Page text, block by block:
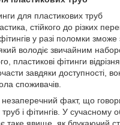
для пластикових труб
стійкого до різких
у разі поломки зможе
володіє звичайним
пластикові фітинги
завдяки доступності,
споживачів.
факт, що
і фітингів. У сучасному
таке явище, як блукаючий